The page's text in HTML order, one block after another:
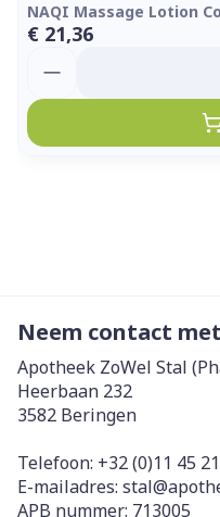
NAQI Massage Lotion
€ 21,36
Neem contact
Apotheek ZoWel Stal
Heerbaan 232
3582 Beringen
Telefoon: +32 (0)11 45
E-mailadres: stal@
APB nummer: 713005